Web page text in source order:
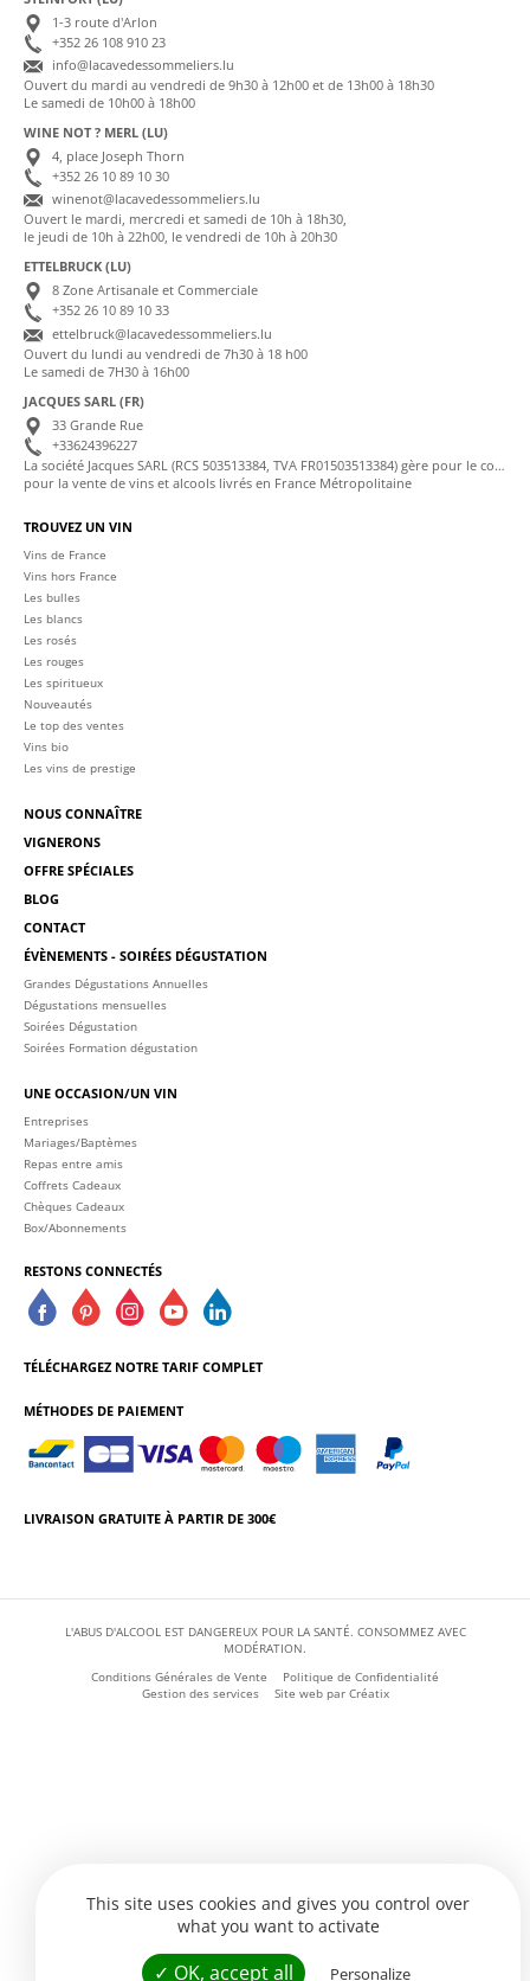
1-3 route d'Arlon
+352 26 108 910 23
info@lacavedessommeliers.lu
Ouvert du mardi au vendredi de 9h30 à 12h00 et de 13h00 à 18h30
Le samedi de 10h00 à 18h00
WINE NOT ? MERL (LU)
4, place Joseph Thorn
+352 26 10 89 10 30
winenot@lacavedessommeliers.lu
Ouvert le mardi, mercredi et samedi de 10h à 18h30,
le jeudi de 10h à 22h00, le vendredi de 10h à 20h30
ETTELBRUCK (LU)
8 Zone Artisanale et Commerciale
+352 26 10 89 10 33
ettelbruck@lacavedessommeliers.lu
Ouvert du lundi au vendredi de 7h30 à 18 h00
Le samedi de 7H30 à 16h00
JACQUES SARL (FR)
33 Grande Rue
+33624396227
La société Jacques SARL (RCS 503513384, TVA FR01503513384) gère pour le compte de La Cave des Sommeliers les transactions bancaires et la facturation
pour la vente de vins et alcools livrés en France Métropolitaine
TROUVEZ UN VIN
Vins de France
Vins hors France
Les bulles
Les blancs
Les rosés
Les rouges
Les spiritueux
Nouveautés
Le top des ventes
Vins bio
Les vins de prestige
NOUS CONNAÎTRE
VIGNERONS
OFFRE SPÉCIALES
BLOG
CONTACT
ÉVÈNEMENTS - SOIRÉES DÉGUSTATION
Grandes Dégustations Annuelles
Dégustations mensuelles
Soirées Dégustation
Soirées Formation dégustation
UNE OCCASION/UN VIN
Entreprises
Mariages/Baptèmes
Repas entre amis
Coffrets Cadeaux
Chèques Cadeaux
Box/Abonnements
RESTONS CONNECTÉS
TÉLÉCHARGEZ NOTRE TARIF COMPLET
MÉTHODES DE PAIEMENT
LIVRAISON GRATUITE À PARTIR DE 300€
L'ABUS D'ALCOOL EST DANGEREUX POUR LA SANTÉ. CONSOMMEZ AVEC
MODÉRATION.
Conditions Générales de Vente
Politique de Confidentialité
Gestion des services
Site web par Créatix
This site uses cookies and gives you control over
what you want to activate
✓ OK, accept all Personalize